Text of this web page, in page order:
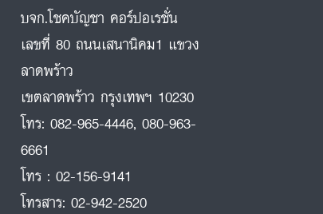
บจก.โชคบัญชา คอร์ปอเรชั่น
เลขที่ 80 ถนนเสนานิคม1 แขวง
ลาดพร้าว
เขตลาดพร้าว กรุงเทพฯ 10230
โทร: 082-965-4446, 080-963-
6661
โทร : 02-156-9141
โทรสาร: 02-942-2520